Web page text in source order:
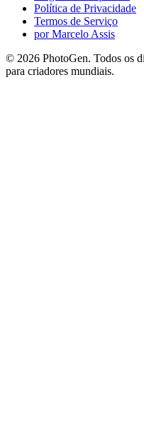
Política de Privacidade
Termos de Serviço
por Marcelo Assis
© 2026 PhotoGen. Todos os
para criadores mundiais.